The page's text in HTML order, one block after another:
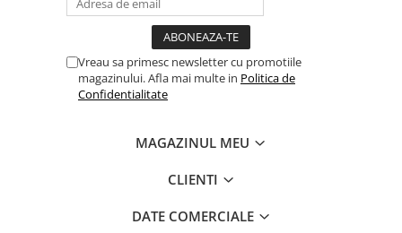
Vreau sa primesc newsletter cu promotiile
magazinului. Afla mai multe in Politica de
Confidentialitate
MAGAZINUL MEU
CLIENTI
DATE COMERCIALE